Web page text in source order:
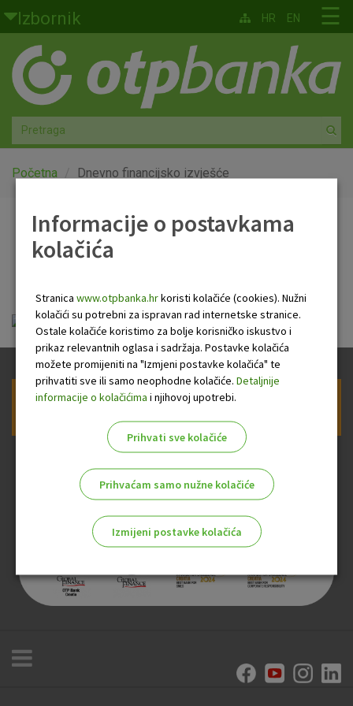
Skoči na glavni sadržaj
Izbornik
Građani
Privatno bankarstvo
Agro
Mala poduzeća i obrtnici
Globalna tržišta
O nama
☰
HR EN
Početna Dnevno financijsko izvješće
Dnevno financijsko
Dnevno financijsko izvješće.pdf
Prijava na newsletter OTP banke
Informacije o postavkama
kolačića
Stranica www.otpbanka.hrkoristi kolačiće (cookies). Nužni
kolačići su potrebni za ispravan rad internetske stranice.
Ostale kolačiće koristimo za bolje korisničko iskustvo i
prikaz relevantnih oglasa i sadržaja. Postavke kolačića
možete promijeniti na "Izmjeni postavke kolačića" te
prihvatiti sve ili samo neophodne kolačiće. Detaljnije
informacije o kolačićima i njihovoj upotrebi.
Prihvati sve kolačiće
Prihvaćam samo nužne kolačiće
Izmijeni postavke kolačića